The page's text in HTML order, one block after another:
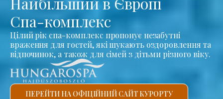
Спа-комплекс
Цілий рік спа-комплекс пропонує незабутні
враження для гостей, які шукають оздоровлення та
відпочинок, а також для сімей з дітьми різного віку.
ПЕРЕЙТИ НА ОФІЦІЙНИЙ САЙТ КУРОРТУ